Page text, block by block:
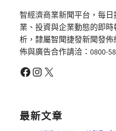
智經濟商業新聞平台，每
業、投資與企業動態的即
析，隸屬智聞捷發新聞發
佈與廣告合作請洽：0800-
Facebook Instagram X
最新文章